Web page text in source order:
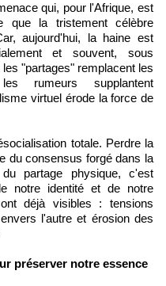
qui, pour l'Afrique, est
que la tristement célèbre
aujourd'hui, la haine est
et souvent, sous
"partages" remplacent les
rumeurs supplantent
virtuel érode la force de
totale. Perdre la
du consensus forgé dans la
partage physique, c'est
notre identité et de notre
déjà visibles : tensions
l'autre et érosion des
préserver notre essence